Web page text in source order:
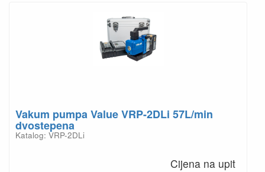
Vakum pumpa Value VRP-2DLi 57L/min
dvostepena
Katalog: VRP-2DLi
Cijena na upit